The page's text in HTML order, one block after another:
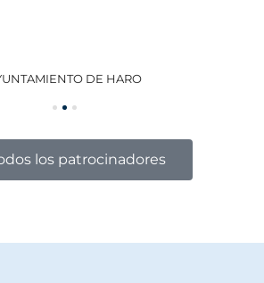
DE HARO
los patrocinadores